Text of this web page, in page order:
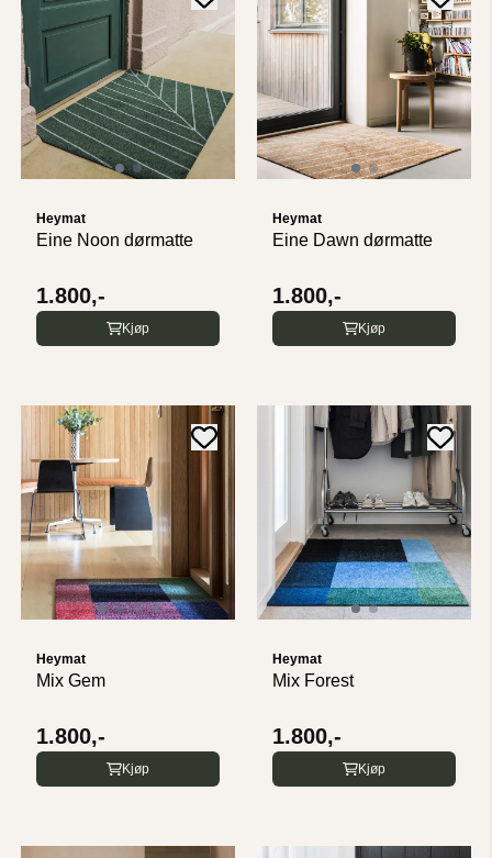
Heymat
Eine Noon dørmatte
1.800,-
Kjøp
Heymat
Eine Dawn dørmatte
1.800,-
Kjøp
Heymat
Mix Gem
1.800,-
Kjøp
Heymat
Mix Forest
1.800,-
Kjøp